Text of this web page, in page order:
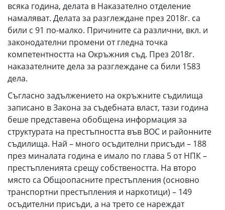
всяка година, делата в Наказателно отделение
намаляват. Делата за разглеждане през 2018г. са
били с 91 по-малко. Причините са различни, вкл. и
законодателни промени от гледна точка
компетентността на Окръжния съд. През 2018г.
наказателните дела за разглеждане са били 1583
дела.
Съгласно задължението на окръжните съдилища
записано в Закона за съдебната власт, тази година
беше представена обобщена информация за
структурата на престъпността във ВОС и районните
съдилища. Най – много осъдителни присъди – 188
през миналата година е имало по глава 5 от НПК –
престъпленията срещу собствеността. На второ
място са Общоопасните престъпления (основно
транспортни престъпления и наркотици) – 149
осъдителни присъди, а на трето се нареждат